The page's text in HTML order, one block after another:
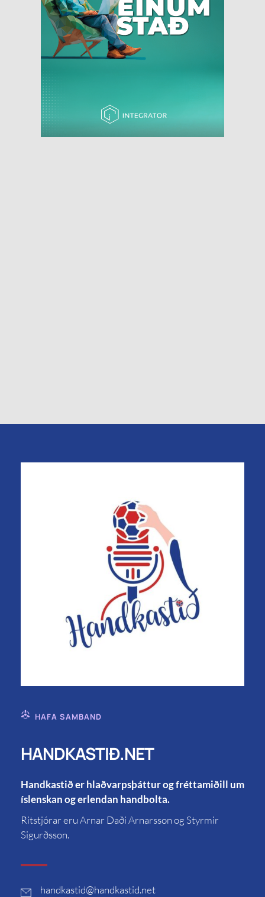
HAFA SAMBAND
HANDKASTIÐ.NET
Handkastið er hlaðvarpsþáttur og fréttamiðill um
íslenskan og erlendan handbolta.
Ritstjórar eru Arnar Daði Arnarsson og Styrmir
Sigurðsson.
handkastid@handkastid.net